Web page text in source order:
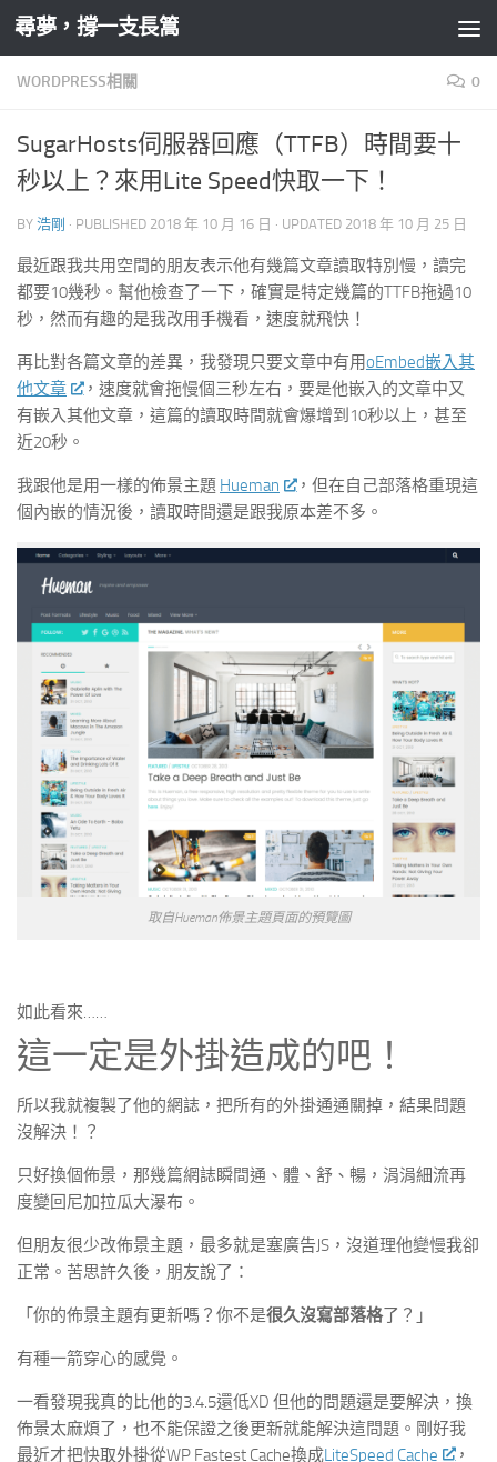
Skip to content
尋夢，撐一支長篙
WORDPRESS相關 0
SugarHosts伺服器回應（TTFB）時間要十
秒以上？來用Lite Speed快取一下！
BY 浩剛 · PUBLISHED 2018 年 10 月 16 日 · UPDATED 2018 年 10 月 25 日
最近跟我共用空間的朋友表示他有幾篇文章讀取特別慢，讀完
都要10幾秒。幫他檢查了一下，確實是特定幾篇的TTFB拖過10
秒，然而有趣的是我改用手機看，速度就飛快！
再比對各篇文章的差異，我發現只要文章中有用oEmbed嵌入其
他文章
，速度就會拖慢個三秒左右，要是他嵌入的文章中又
有嵌入其他文章，這篇的讀取時間就會爆增到10秒以上，甚至
近20秒。
我跟他是用一樣的佈景主題 Hueman
，但在自己部落格重現這
個內嵌的情況後，讀取時間還是跟我原本差不多。
取自Hueman佈景主題頁面的預覽圖
如此看來……
這一定是外掛造成的吧！
所以我就複製了他的網誌，把所有的外掛通通關掉，結果問題
沒解決！？
只好換個佈景，那幾篇網誌瞬間通、體、舒、暢，涓涓細流再
度變回尼加拉瓜大瀑布。
但朋友很少改佈景主題，最多就是塞廣告JS，沒道理他變慢我卻
正常。苦思許久後，朋友說了：
「你的佈景主題有更新嗎？你不是很久沒寫部落格了？」
有種一箭穿心的感覺。
一看發現我真的比他的3.4.5還低XD 但他的問題還是要解決，換
佈景太麻煩了，也不能保證之後更新就能解決這問題。剛好我
最近才把快取外掛從WP Fastest Cache換成LiteSpeed Cache
，